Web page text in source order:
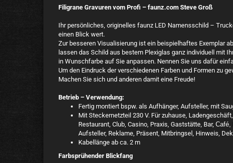
Filigrane Gravuren vom Profi – faunz.com Steve Groß
Ihr persönliches, originelles faunz LED Namensschild –
einen Blick wert.
Zur besseren Visualisierung ist ein beispielhaftes Exemplar
lassen das Schild aus bestem Plexiglas ganz individuell mit
in Wunschfarbe auf Sie anpassen. Nennen Sie uns dafür
Um den Eindruck der verschiedenen Farben und Formen zu
Machen Sie sich und anderen damit eine Freude!
Betrieb – Verwendung:
Fertig montiert bspw. als Aufhänger, Aufsteller, mit
Mit Steckernetzteil 230 V. Für zuhause,
Restaurant, Club, Casino, Praxis, Gaststätte, Bar, Café,
Aufsteller, Reklame, Präsent, Mitbringsel, Hinweis,
Kabellänge ab ca. 2 m
Farbsprühender Blickfang